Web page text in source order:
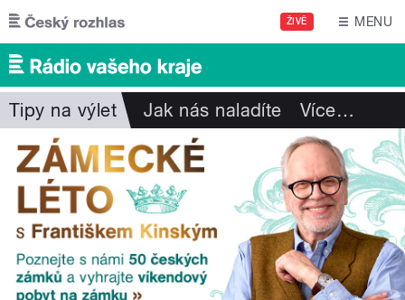
Přejít k hlavnímu obsahu
ŽIVĚ MENU
Tipy na výlet Jak nás naladíte Více…